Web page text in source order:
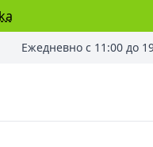
Ежедневно с 11:00 до